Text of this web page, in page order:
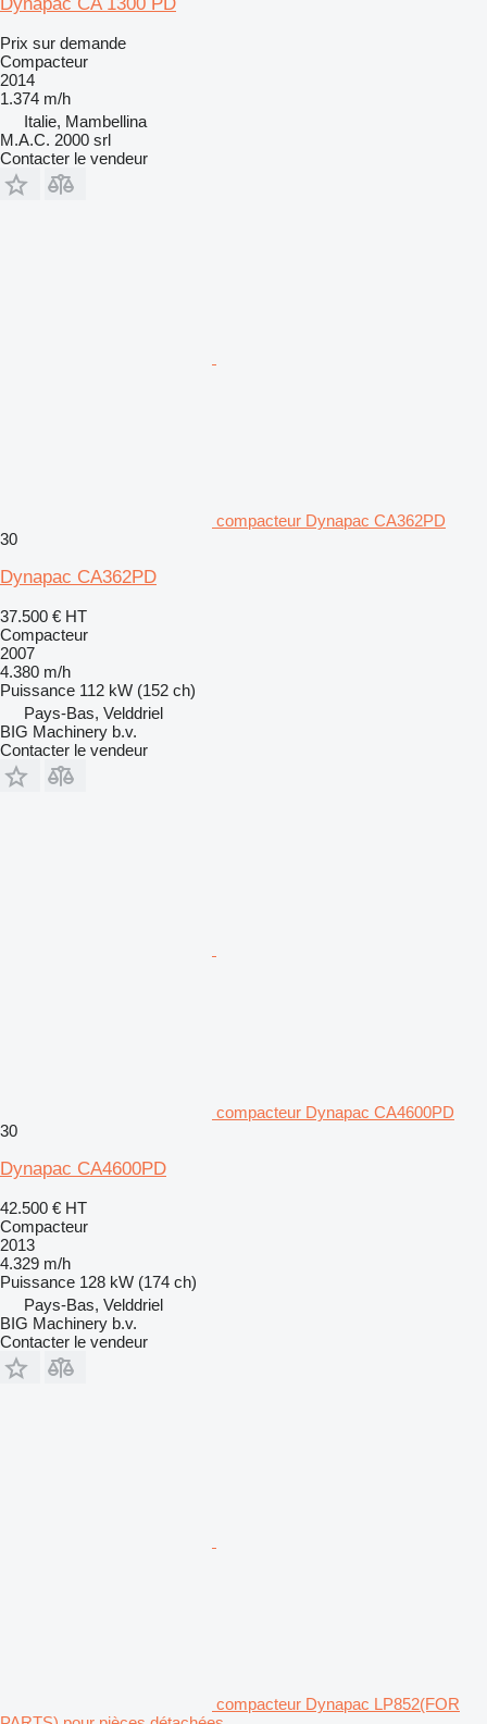
Prix sur demande
Compacteur
2014
1.374 m/h
Italie, Mambellina
M.A.C. 2000 srl
Contacter le vendeur
compacteur Dynapac CA362PD
30
Dynapac CA362PD
37.500 € HT
Compacteur
2007
4.380 m/h
Puissance 112 kW (152 ch)
Pays-Bas, Velddriel
BIG Machinery b.v.
Contacter le vendeur
compacteur Dynapac CA4600PD
30
Dynapac CA4600PD
42.500 € HT
Compacteur
2013
4.329 m/h
Puissance 128 kW (174 ch)
Pays-Bas, Velddriel
BIG Machinery b.v.
Contacter le vendeur
compacteur Dynapac LP852(FOR